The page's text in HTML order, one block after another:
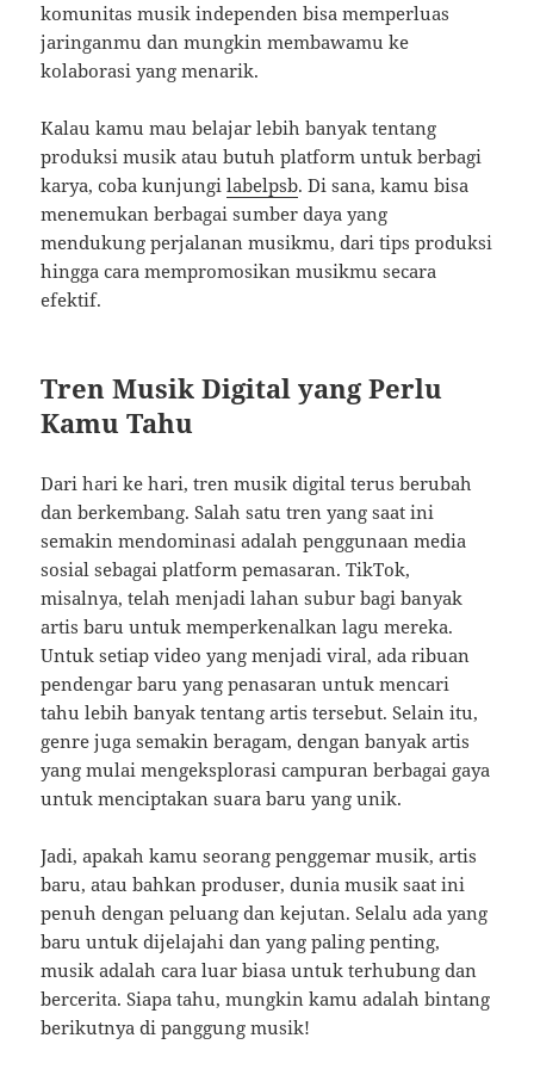
komunitas musik independen bisa memperluas
jaringanmu dan mungkin membawamu ke
kolaborasi yang menarik.
Kalau kamu mau belajar lebih banyak tentang
produksi musik atau butuh platform untuk berbagi
karya, coba kunjungilabelpsb. Di sana, kamu bisa
menemukan berbagai sumber daya yang
mendukung perjalanan musikmu, dari tips produksi
hingga cara mempromosikan musikmu secara
efektif.
Tren Musik Digital yang Perlu
Kamu Tahu
Dari hari ke hari, tren musik digital terus berubah
dan berkembang. Salah satu tren yang saat ini
semakin mendominasi adalah penggunaan media
sosial sebagai platform pemasaran. TikTok,
misalnya, telah menjadi lahan subur bagi banyak
artis baru untuk memperkenalkan lagu mereka.
Untuk setiap video yang menjadi viral, ada ribuan
pendengar baru yang penasaran untuk mencari
tahu lebih banyak tentang artis tersebut. Selain itu,
genre juga semakin beragam, dengan banyak artis
yang mulai mengeksplorasi campuran berbagai gaya
untuk menciptakan suara baru yang unik.
Jadi, apakah kamu seorang penggemar musik, artis
baru, atau bahkan produser, dunia musik saat ini
penuh dengan peluang dan kejutan. Selalu ada yang
baru untuk dijelajahi dan yang paling penting,
musik adalah cara luar biasa untuk terhubung dan
bercerita. Siapa tahu, mungkin kamu adalah bintang
berikutnya di panggung musik!